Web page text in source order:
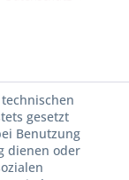
gesetzt
Benutzung
dienen oder